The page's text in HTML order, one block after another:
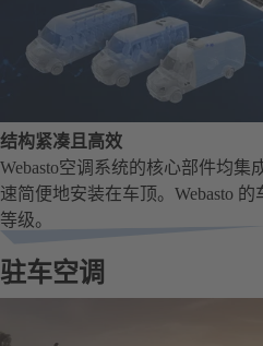
结构紧凑且高效
Webasto空调系统的核心部件均
速简便地安装在车顶。Webasto
等级。
驻车空调